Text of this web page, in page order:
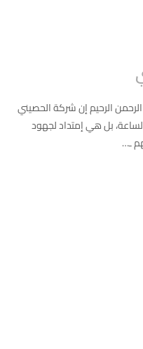
الرحمن الرحيم إن شركة الحصيني
بل هي إمتداد لجهود
ـ…